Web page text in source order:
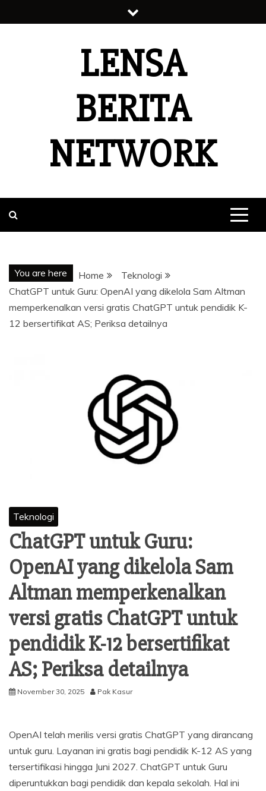
to
LENSA
BERITA
NETWORK
You are here Home
Teknologi
ChatGPT untuk Guru: OpenAI yang dikelola Sam Altman
memperkenalkan versi gratis ChatGPT untuk pendidik K-
12 bersertifikat AS; Periksa detailnya
Teknologi
ChatGPT untuk Guru:
OpenAI yang dikelola Sam
Altman memperkenalkan
versi gratis ChatGPT untuk
pendidik K-12 bersertifikat
AS; Periksa detailnya
November 30, 2025 Pak Kasur
OpenAI telah merilis versi gratis ChatGPT yang dirancang
untuk guru. Layanan ini gratis bagi pendidik K-12 AS yang
tersertifikasi hingga Juni 2027. ChatGPT untuk Guru
diperuntukkan bagi pendidik dan kepala sekolah. Hal ini